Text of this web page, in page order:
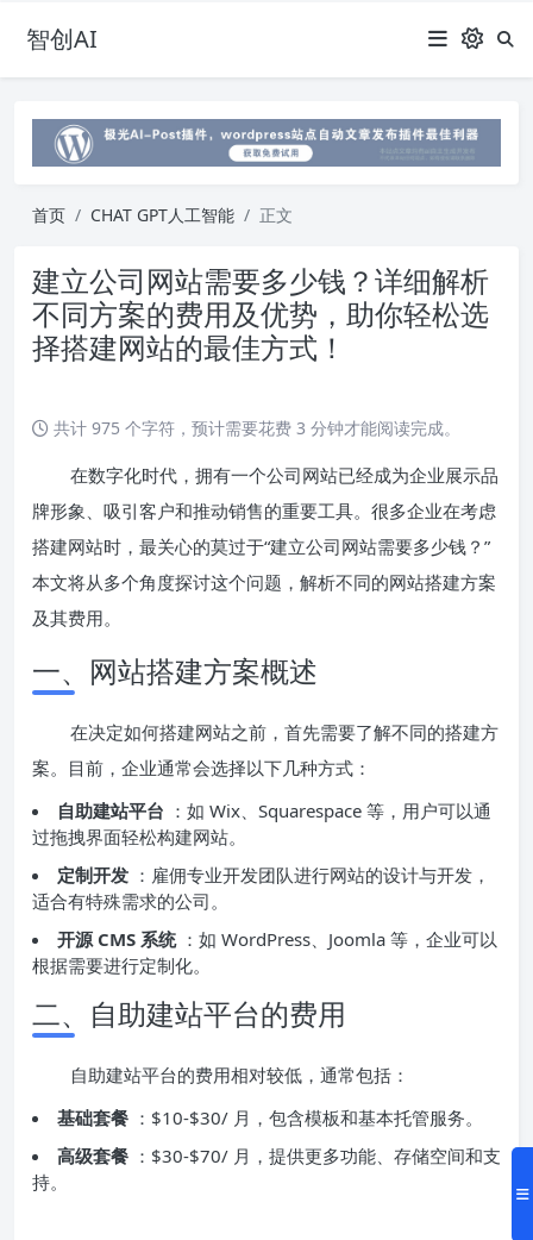
智创AI
首页 CHAT GPT人工智能 正文
建立公司网站需要多少钱？详细解析
不同方案的费用及优势，助你轻松选
择搭建网站的最佳方式！
共计 975 个字符，预计需要花费 3 分钟才能阅读完成。
在数字化时代，拥有一个公司网站已经成为企业展示品
牌形象、吸引客户和推动销售的重要工具。很多企业在考虑
搭建网站时，最关心的莫过于“建立公司网站需要多少钱？”
本文将从多个角度探讨这个问题，解析不同的网站搭建方案
及其费用。
一、网站搭建方案概述
在决定如何搭建网站之前，首先需要了解不同的搭建方
案。目前，企业通常会选择以下几种方式：
自助建站平台 ：如 Wix、Squarespace 等，用户可以通
过拖拽界面轻松构建网站。
定制开发 ：雇佣专业开发团队进行网站的设计与开发，
适合有特殊需求的公司。
开源 CMS 系统 ：如 WordPress、Joomla 等，企业可以
根据需要进行定制化。
二、自助建站平台的费用
自助建站平台的费用相对较低，通常包括：
基础套餐 ：$10-$30/ 月，包含模板和基本托管服务。
高级套餐 ：$30-$70/ 月，提供更多功能、存储空间和支
持。